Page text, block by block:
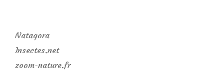
Natagora
Insectes.net
zoom-nature.fr